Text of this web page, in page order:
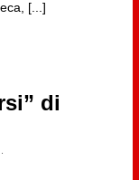
[...]
di